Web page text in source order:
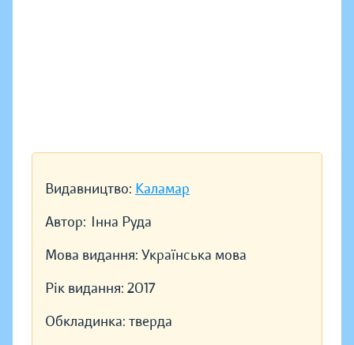
Видавництво: Каламар
Автор: Інна Руда
Мова видання: Українська мова
Рік видання: 2017
Обкладинка: тверда